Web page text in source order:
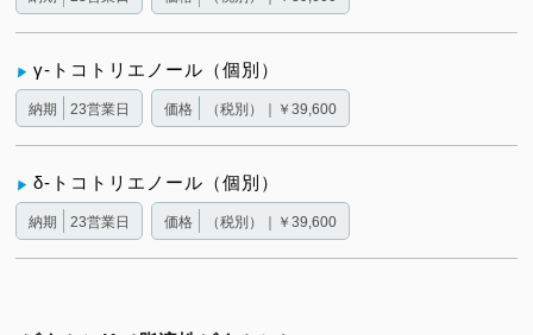
γ-トコトリエノール（個別）
納期 23営業日 価格 （税別）｜￥39,600
δ-トコトリエノール（個別）
納期 23営業日 価格 （税別）｜￥39,600